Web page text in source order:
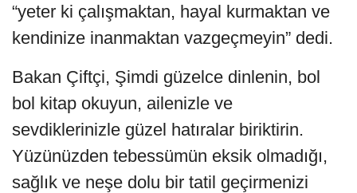
“yeter ki çalışmaktan, hayal kurmaktan ve
kendinize inanmaktan vazgeçmeyin” dedi.
Bakan Çiftçi, Şimdi güzelce dinlenin, bol
bol kitap okuyun, ailenizle ve
sevdiklerinizle güzel hatıralar biriktirin.
Yüzünüzden tebessümün eksik olmadığı,
sağlık ve neşe dolu bir tatil geçirmenizi